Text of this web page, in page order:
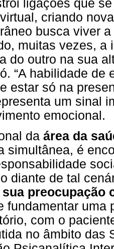
ligações que
criando
busca viver
muitas vezes, a
do outro na sua
“A habilidade
estar só na
um sinal
emocional.
da área da
simultânea, é
diante de tal
preocupação
fundamentar uma
com o
no âmbito das